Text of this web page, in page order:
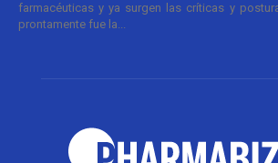
farmacéuticas y ya surgen las críticas y
prontamente fue la...